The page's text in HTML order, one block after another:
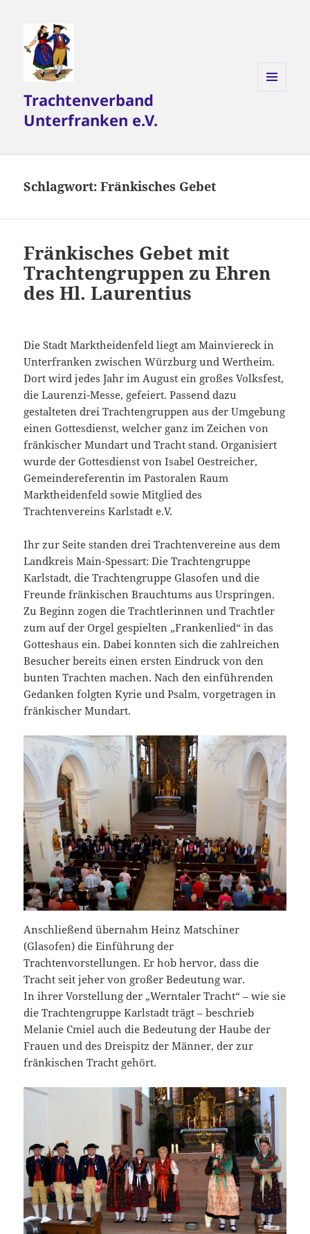
Trachtenverband
Unterfranken e.V.
Schlagwort:Fränkisches Gebet
Fränkisches Gebet mit
Trachtengruppen zu Ehren
des Hl. Laurentius
Die Stadt Marktheidenfeld liegt am Mainviereck in
Unterfranken zwischen Würzburg und Wertheim.
Dort wird jedes Jahr im August ein großes Volksfest,
die Laurenzi-Messe, gefeiert. Passend dazu
gestalteten drei Trachtengruppen aus der Umgebung
einen Gottesdienst, welcher ganz im Zeichen von
fränkischer Mundart und Tracht stand. Organisiert
wurde der Gottesdienst von Isabel Oestreicher,
Gemeindereferentin im Pastoralen Raum
Marktheidenfeld sowie Mitglied des
Trachtenvereins Karlstadt e.V.
Ihr zur Seite standen drei Trachtenvereine aus dem
Landkreis Main-Spessart: Die Trachtengruppe
Karlstadt, die Trachtengruppe Glasofen und die
Freunde fränkischen Brauchtums aus Urspringen.
Zu Beginn zogen die Trachtlerinnen und Trachtler
zum auf der Orgel gespielten „Frankenlied“ in das
Gotteshaus ein. Dabei konnten sich die zahlreichen
Besucher bereits einen ersten Eindruck von den
bunten Trachten machen. Nach den einführenden
Gedanken folgten Kyrie und Psalm, vorgetragen in
fränkischer Mundart.
Anschließend übernahm Heinz Matschiner
(Glasofen) die Einführung der
Trachtenvorstellungen. Er hob hervor, dass die
Tracht seit jeher von großer Bedeutung war.
In ihrer Vorstellung der „Werntaler Tracht“ – wie sie
die Trachtengruppe Karlstadt trägt – beschrieb
Melanie Cmiel auch die Bedeutung der Haube der
Frauen und des Dreispitz der Männer, der zur
fränkischen Tracht gehört.